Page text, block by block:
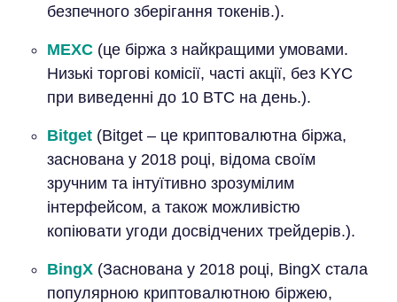
безпечного зберігання токенів.).
MEXC(це біржа з найкращими умовами.
Низькі торгові комісії, часті акції, без KYC
при виведенні до 10 BTC на день.).
Bitget(Bitget – це криптовалютна біржа,
заснована у 2018 році, відома своїм
зручним та інтуїтивно зрозумілим
інтерфейсом, а також можливістю
копіювати угоди досвідчених трейдерів.).
BingX(Заснована у 2018 році, BingX стала
популярною криптовалютною біржею,